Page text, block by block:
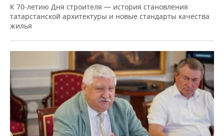
К 70-летию Дня строителя — история становления
татарстанской архитектуры и новые стандарты качества
жилья